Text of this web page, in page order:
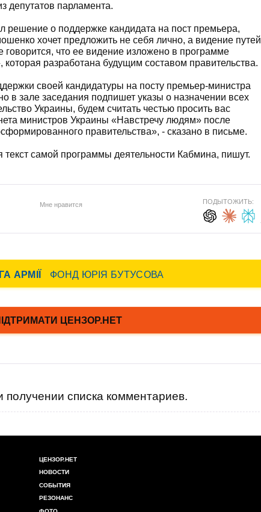
депутатов парламента.
о поддержке кандидата на пост премьера,
хочет предложить не себя лично, а видение путей
говорится, что ее видение изложено в программе
разработана будущим составом правительства.
своей кандидатуры на посту премьер-министра
в зале заседания подпишет указы о назначении всех
Украины, будем считать честью просить вас
министров Украины «Навстречу людям» после
правительства», - сказано в письме.
текст самой программы деятельности Кабмина, пишут.
Мне нравится ПОДЫТОЖИТЬ:
списка комментариев.
ЦЕНЗОР.НЕТ
НОВОСТИ
СОБЫТИЯ
РЕЗОНАНС